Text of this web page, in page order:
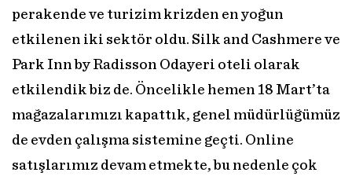
perakende ve turizim krizden en yoğun
etkilenen iki sektör oldu. Silk and Cashmere ve
Park Inn by Radisson Odayeri oteli olarak
etkilendik biz de. Öncelikle hemen 18 Mart’ta
mağazalarımızı kapattık, genel müdürlüğümüz
de evden çalışma sistemine geçti. Online
satışlarımız devam etmekte, bu nedenle çok